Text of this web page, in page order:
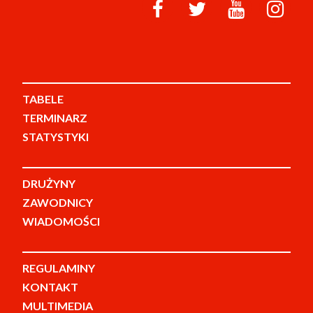
TABELE
TERMINARZ
STATYSTYKI
DRUŻYNY
ZAWODNICY
WIADOMOŚCI
REGULAMINY
KONTAKT
MULTIMEDIA